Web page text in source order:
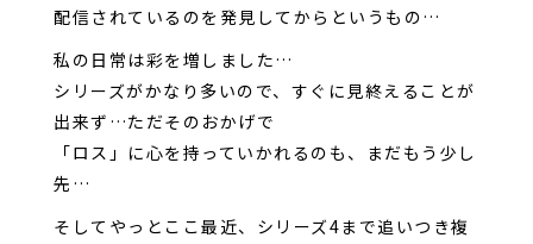
配信されているのを発見してからというもの…
私の日常は彩を増しました…
シリーズがかなり多いので、すぐに見終えることが
出来ず…ただそのおかげで
「ロス」に心を持っていかれるのも、まだもう少し
先…
そしてやっとここ最近、シリーズ4まで追いつき複